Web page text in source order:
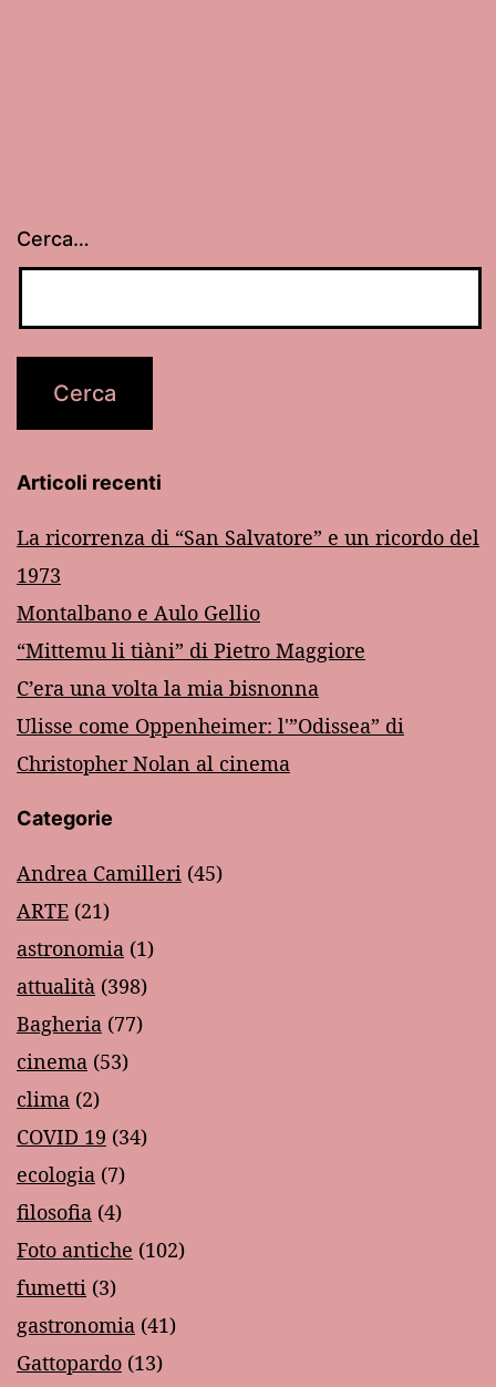
Cerca…
Articoli recenti
La ricorrenza di “San Salvatore” e un ricordo del
1973
Montalbano e Aulo Gellio
“Mittemu li tiàni” di Pietro Maggiore
C’era una volta la mia bisnonna
Ulisse come Oppenheimer: l'”Odissea” di
Christopher Nolan al cinema
Categorie
Andrea Camilleri (45)
ARTE (21)
astronomia (1)
attualità (398)
Bagheria (77)
cinema (53)
clima (2)
COVID 19 (34)
ecologia (7)
filosofia (4)
Foto antiche (102)
fumetti (3)
gastronomia (41)
Gattopardo (13)